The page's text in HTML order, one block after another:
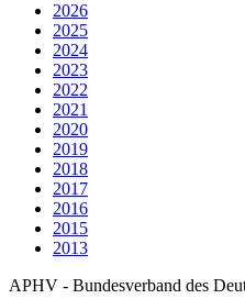
2026
2025
2024
2023
2022
2021
2020
2019
2018
2017
2016
2015
2013
APHV - Bundesverband des